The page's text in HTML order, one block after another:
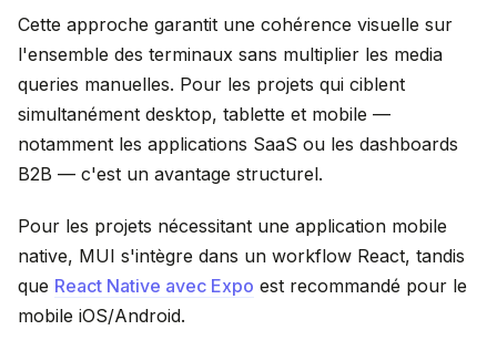
Cette approche garantit une cohérence visuelle sur
l'ensemble des terminaux sans multiplier les media
queries manuelles. Pour les projets qui ciblent
simultanément desktop, tablette et mobile —
notamment les applications SaaS ou les dashboards
B2B — c'est un avantage structurel.
Pour les projets nécessitant une application mobile
native, MUI s'intègre dans un workflow React, tandis
que React Native avec Expo est recommandé pour le
mobile iOS/Android.